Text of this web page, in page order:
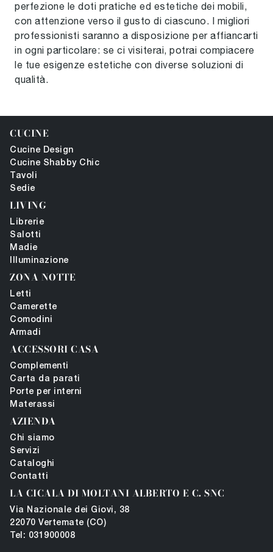
perfezione le doti pratiche ed estetiche dei mobili,
con attenzione verso il gusto di ciascuno. I migliori
professionisti saranno a disposizione per affiancarti
in ogni particolare: se ci visiterai, potrai compiacere
le tue esigenze estetiche con diverse soluzioni di
qualità.
CUCINE
Cucine Design
Cucine Shabby Chic
Tavoli
Sedie
LIVING
Librerie
Salotti
Madie
Illuminazione
ZONA NOTTE
Letti
Camerette
Comodini
Armadi
ACCESSORI CASA
Complementi
Carta da parati
Porte per interni
Materassi
AZIENDA
Chi siamo
Servizi
Cataloghi
Contatti
LA CICALA DI MOLTANI ALBERTO E C. SNC
Via Nazionale dei Giovi, 38
22070 Vertemate (CO)
Tel: 031900008